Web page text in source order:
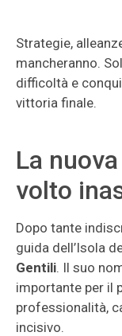
Strategie,
mancheranno.
difficoltà e
vittoria finale.
La
volto
Dopo tante
guida dell’Isola
Gentili. Il suo
importante per il
professionalità,
incisivo.